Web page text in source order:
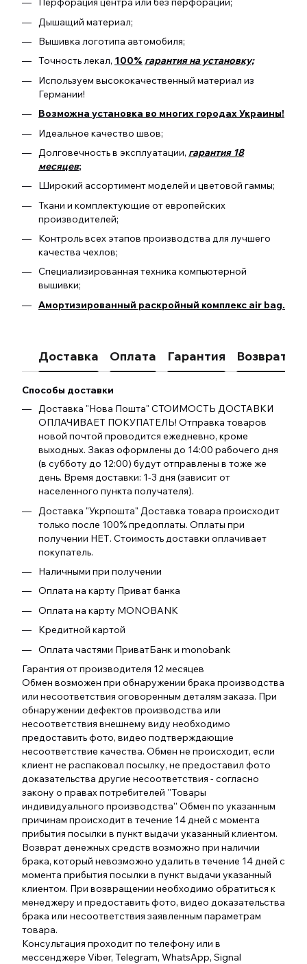
Дышащий материал;
Вышивка логотипа автомобиля;
Точность лекал, 100% гарантия на установку;
Используем высококачественный материал из
Германии!
Возможна установка во многих городах Украины!
Идеальное качество швов;
Долговечность в эксплуатации, гарантия 18
месяцев;
Широкий ассортимент моделей и цветовой гаммы;
Ткани и комплектующие от европейских
производителей;
Контроль всех этапов производства для лучшего
качества чехлов;
Специализированная техника компьютерной
вышивки;
Амортизированный раскройный комплекс air bag.
Доставка Оплата Гарантия Возврат
Способы доставки
Доставка "Нова Пошта" СТОИМОСТЬ ДОСТАВКИ
ОПЛАЧИВАЕТ ПОКУПАТЕЛЬ! Отправка товаров
новой почтой проводится ежедневно, кроме
выходных. Заказ оформлены до 14:00 рабочего дня
(в субботу до 12:00) будут отправлены в тоже же
день. Время доставки: 1-3 дня (зависит от
населенного пункта получателя).
Доставка "Укрпошта" Доставка товара происходит
только после 100% предоплаты. Оплаты при
получении НЕТ. Стоимость доставки оплачивает
покупатель.
Наличными при получении
Оплата на карту Приват банка
Оплата на карту MONOBANK
Кредитной картой
Оплата частями ПриватБанк и monobank
Гарантия от производителя 12 месяцев
Обмен возможен при обнаружении брака производства
или несоответствия оговоренным деталям заказа. При
обнаружении дефектов производства или
несоответствия внешнему виду необходимо
предоставить фото, видео подтверждающие
несоответствие качества. Обмен не происходит, если
клиент не распаковал посылку, не предоставил фото
доказательства другие несоответствия - согласно
закону о правах потребителей ''Товары
индивидуального производства'' Обмен по указанным
причинам происходит в течение 14 дней с момента
прибытия посылки в пункт выдачи указанный клиентом.
Возврат денежных средств возможно при наличии
брака, который невозможно удалить в течение 14 дней с
момента прибытия посылки в пункт выдачи указанный
клиентом. При возвращении необходимо обратиться к
менеджеру и предоставить фото, видео доказательства
брака или несоответствия заявленным параметрам
товара.
Консультация проходит по телефону или в
мессенджере Viber, Telegram, WhatsApp, Signal